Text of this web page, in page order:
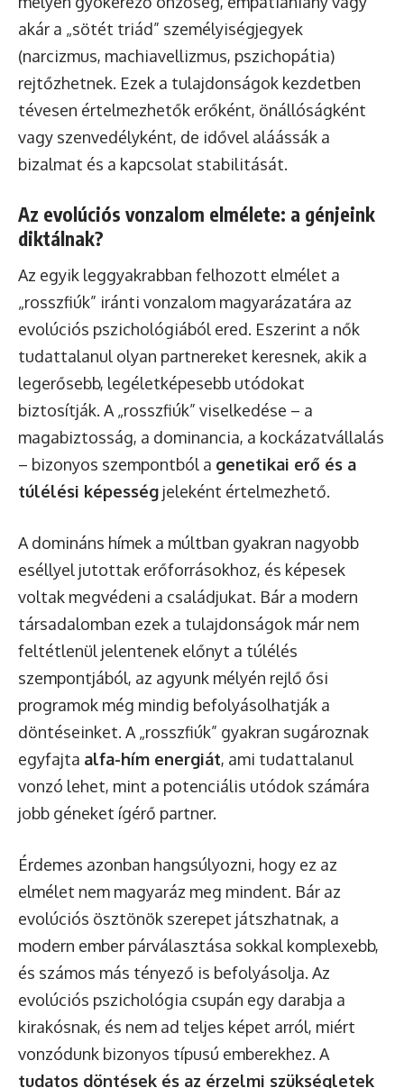
akár a „sötét triád” személyiségjegyek
(narcizmus, machiavellizmus, pszichopátia)
rejtőzhetnek. Ezek a tulajdonságok kezdetben
tévesen értelmezhetők erőként, önállóságként
vagy szenvedélyként, de idővel aláássák a
bizalmat és a kapcsolat stabilitását.
Az evolúciós vonzalom elmélete: a génjeink
diktálnak?
Az egyik leggyakrabban felhozott elmélet a
„rosszfiúk” iránti vonzalom magyarázatára az
evolúciós pszichológiából ered. Eszerint a nők
tudattalanul olyan partnereket keresnek, akik a
legerősebb, legéletképesebb utódokat
biztosítják. A „rosszfiúk” viselkedése – a
magabiztosság, a dominancia, a kockázatvállalás
– bizonyos szempontból a genetikai erő és a
túlélési képesség jeleként értelmezhető.
A domináns hímek a múltban gyakran nagyobb
eséllyel jutottak erőforrásokhoz, és képesek
voltak megvédeni a családjukat. Bár a modern
társadalomban ezek a tulajdonságok már nem
feltétlenül jelentenek előnyt a túlélés
szempontjából, az agyunk mélyén rejlő ősi
programok még mindig befolyásolhatják a
döntéseinket. A „rosszfiúk” gyakran sugároznak
egyfajta alfa-hím energiát, ami tudattalanul
vonzó lehet, mint a potenciális utódok számára
jobb géneket ígérő partner.
Érdemes azonban hangsúlyozni, hogy ez az
elmélet nem magyaráz meg mindent. Bár az
evolúciós ösztönök szerepet játszhatnak, a
modern ember párválasztása sokkal komplexebb,
és számos más tényező is befolyásolja. Az
evolúciós pszichológia csupán egy darabja a
kirakósnak, és nem ad teljes képet arról, miért
vonzódunk bizonyos típusú emberekhez. A
tudatos döntések és az érzelmi szükségletek